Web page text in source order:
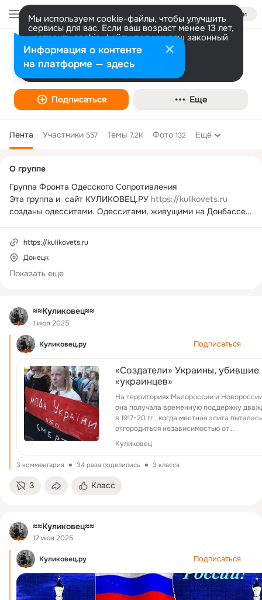
Войти
Мы используем cookie-файлы, чтобы улучшить
сервисы для вас. Если ваш возраст менее 13 лет,
настроить cookie-файлы должен ваш законный
представитель. Больше информации
Разрешить все Настроить
≈≈Куликовец≈≈
Общественная организация
Подписаться Еще
Лента Участники 557 Темы 7.2K Фото 132 Ещё
≈≈Куликовец≈≈
1 июл 2025
Куликовец.ру Подписаться
«Создатели» Украины, убившие
«украинцев»
На территориях Малороссии и
она получала временную поддержку
в 1917-20 гг., когда местная элита пыталась
отгородиться независимостью от
большевиков, и после 1991 года, когда
местной...
Куликовец
3 комментария 34 раза поделились 3 класса
3 Класс
≈≈Куликовец≈≈
12 июн 2025
Куликовец.ру Подписаться
колонка
О группе
Группа Фронта Одесского Сопротивления
Эта группа и  сайт КУЛИКОВЕЦ.РУ https://kulikovets.ru
созданы одесситами. Одесситами, живущими на Донбассе,
правящими бал на Украине, разлучила с любимым городом.
Одесситами, борющимися за освобождение своего города
Подписывайтесь на каналы сайта
в ВК https://vk.com/kulikovec_ru
в ОК
в Facebook https://facebook.com/groups/255897231634645
в Twitter https://twitter.com/_Kulikovec?s=09
https://kulikovets.ru
Донецк
Показать еще
Информация о контенте
на платформе — здесь